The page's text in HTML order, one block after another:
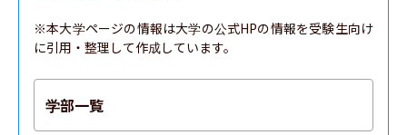
※本大学ページの情報は大学の公式HPの情報を受験生向け
に引用・整理して作成しています。
学部一覧